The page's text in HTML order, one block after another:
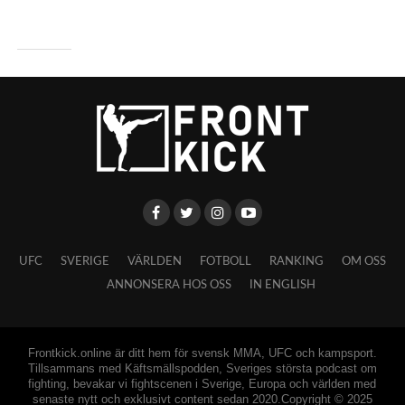
UFC SVERIGE VÄRLDEN FOTBOLL RANKING OM OSS
ANNONSERA HOS OSS IN ENGLISH
Frontkick.online är ditt hem för svensk MMA, UFC och kampsport.
Tillsammans med Käftsmällspodden, Sveriges största podcast om
fighting, bevakar vi fightscenen i Sverige, Europa och världen med
senaste nytt och exklusivt content sedan 2020.Copyright © 2025